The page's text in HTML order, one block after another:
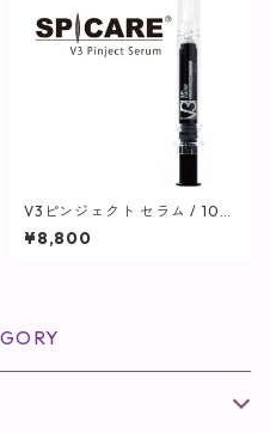
V3ピンジェクト セラム / 10m
l【SPICARE】
¥8,800